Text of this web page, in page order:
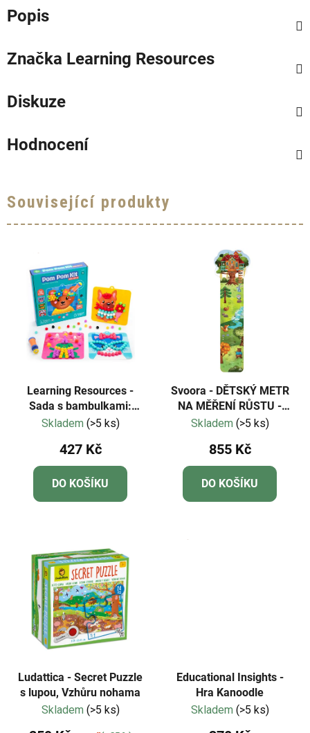
Popis
Značka Learning Resources
Diskuze
Hodnocení
Související produkty
Learning Resources -
Sada s bambulkami:
Oblékání zvířat
Skladem (>5 ks)
427 Kč
DO KOŠÍKU
Svoora - DĚTSKÝ METR
NA MĚŘENÍ RŮSTU -
DOMEK NA STROMĚ
Skladem (>5 ks)
855 Kč
DO KOŠÍKU
Ludattica - Secret Puzzle
s lupou, Vzhůru nohama
Skladem (>5 ks)
Educational Insights -
Hra Kanoodle
Skladem (>5 ks)